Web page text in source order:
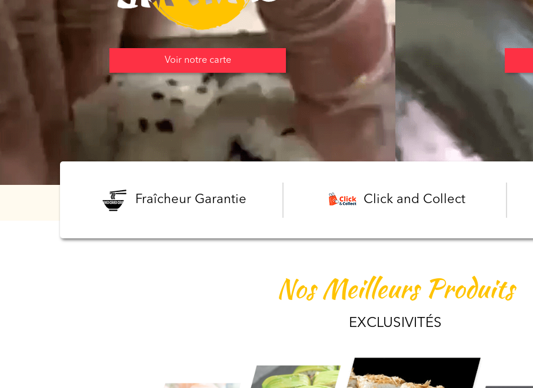
Fidélité
Zones
de
Voir notre carte
Fraîcheur Garantie Click and Collect
Nos Meilleurs Produits
EXCLUSIVITÉS